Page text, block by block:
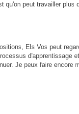
peut travailler
Els Vos peut
d'apprentissage
Je peux faire encore